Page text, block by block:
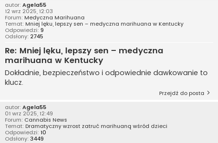
autor: Agela55
12 wrz 2025, 12:03
Forum: Medyczna Marihuana
Temat: Mniej lęku, lepszy sen – medyczna marihuana w Kentucky
Odpowiedzi: 9
Odsłony: 2745
Re: Mniej lęku, lepszy sen – medyczna
marihuana w Kentucky
Dokładnie, bezpieczeństwo i odpowiednie dawkowanie to
klucz.
Przejdź do posta
autor: Agela55
01 wrz 2025, 12:49
Forum: Cannabis News
Temat: Dramatyczny wzrost zatruć marihuaną wśród dzieci
Odpowiedzi: 10
Odsłony: 3449